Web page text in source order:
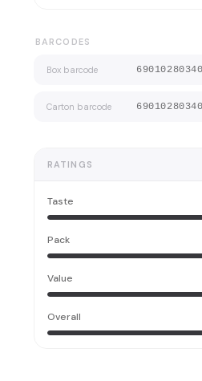
BARCODES
Box barcode
Carton barcode
RATINGS
Taste
Pack
Value
Overall